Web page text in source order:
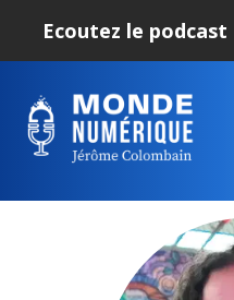
Ecoutez le podcast